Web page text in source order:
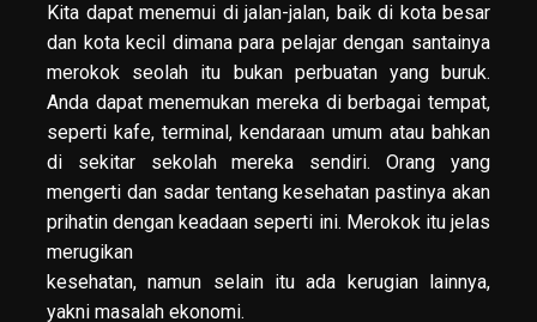
Kita dapat menemui di jalan-jalan, baik di kota besar
dan kota kecil dimana para pelajar dengan santainya
merokok seolah itu bukan perbuatan yang buruk.
Anda dapat menemukan mereka di berbagai tempat,
seperti kafe, terminal, kendaraan umum atau bahkan
di sekitar sekolah mereka sendiri. Orang yang
mengerti dan sadar tentang kesehatan pastinya akan
prihatin dengan keadaan seperti ini. Merokok itu jelas
merugikan
kesehatan, namun selain itu ada kerugian lainnya,
yakni masalah ekonomi.